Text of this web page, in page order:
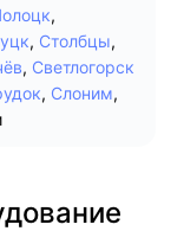
,
, Столбцы,
, Светлогорск
, Слоним,